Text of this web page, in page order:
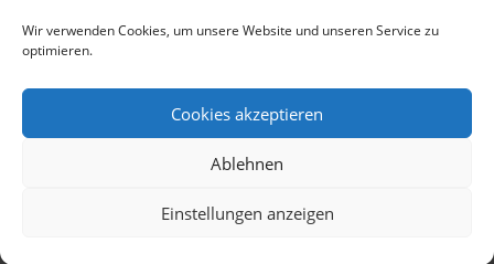
Wir verwenden Cookies, um unsere Website und unseren Service zu
optimieren.
Cookies akzeptieren
Ablehnen
Einstellungen anzeigen
Barrierefreiheit
Cookie-Richtlinie